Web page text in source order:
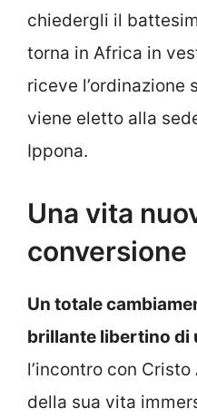
chiedergli il
torna in Africa in
riceve l’ordinazione
viene eletto alla
Ippona.
Una vita
conversione
Un totale
brillante libertino di
l’incontro con
della sua vita